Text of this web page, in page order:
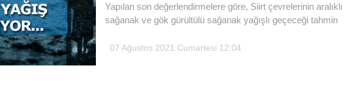
Yapılan son değerlendirmelere göre, Siirt çevrelerinin aralıklı
sağanak ve gök gürültülü sağanak yağışlı geçeceği tahmin
07 Ağustos 2021 Cumartesi 12:04